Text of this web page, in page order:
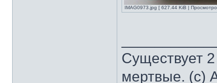
IMAG0973.jpg [ 627.44 KiB |
Существует
мертвые. (с)